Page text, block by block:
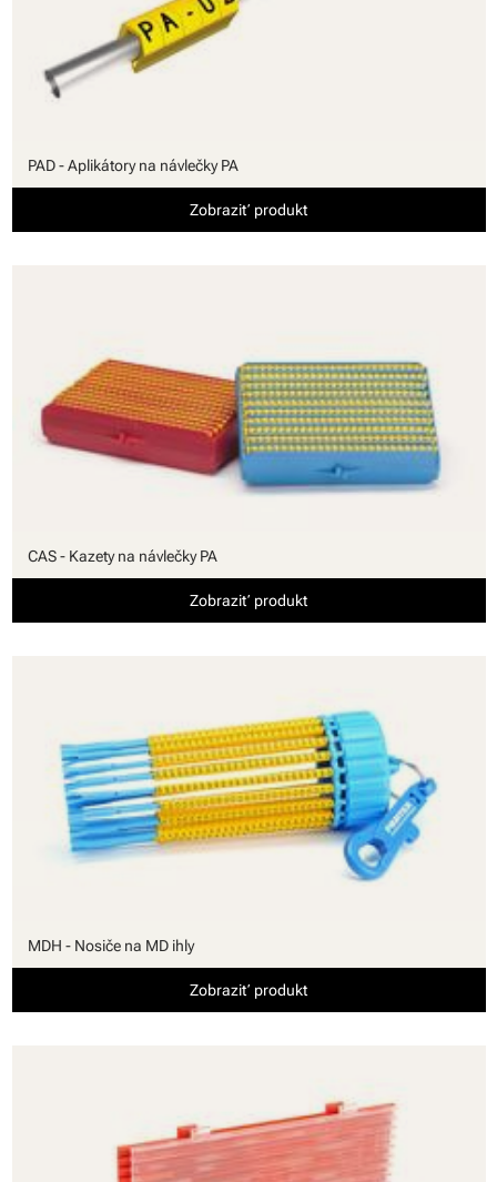
PAD - Aplikátory na návlečky PA
Zobraziť produkt
CAS - Kazety na návlečky PA
Zobraziť produkt
MDH - Nosiče na MD ihly
Zobraziť produkt